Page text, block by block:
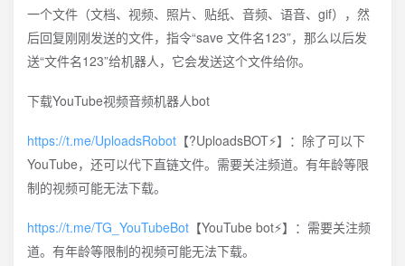
一个文件（文档、视频、照片、贴纸、音频、语音、gif），然
后回复刚刚发送的文件，指令“save 文件名123”，那么以后发
送“文件名123”给机器人，它会发送这个文件给你。
下载YouTube视频音频机器人bot
https://t.me/UploadsRobot 【?UploadsBOT⚡️】：除了可以下
YouTube，还可以代下直链文件。需要关注频道。有年龄等限
制的视频可能无法下载。
https://t.me/TG_YouTubeBot 【YouTube bot⚡️】：需要关注频
道。有年龄等限制的视频可能无法下载。